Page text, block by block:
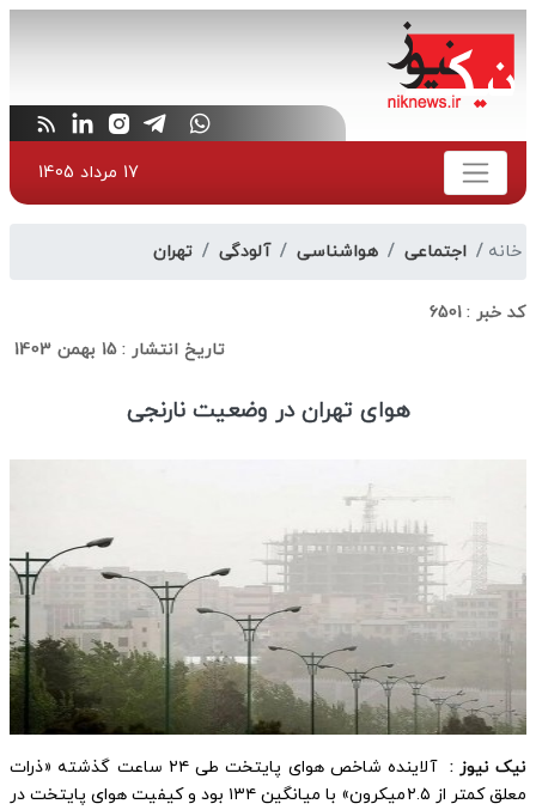
17 مرداد 1405
خانه اجتماعی هواشناسی آلودگی تهران
کد خبر :6501
تاریخ انتشار :15 بهمن 1403
هوای تهران در وضعیت نارنجی
نیک نیوز :
آلاینده شاخص هوای پایتخت طی ۲۴ ساعت گذشته «ذرات
معلق کمتر از ۲.۵میکرون» با میانگین ۱۳۴ بود و کیفیت هوای پایتخت در